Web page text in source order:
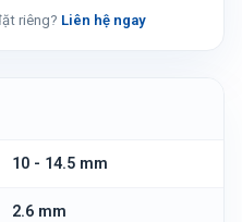
riêng? Liên hệ ngay
10 - 14.5 mm
2.6 mm